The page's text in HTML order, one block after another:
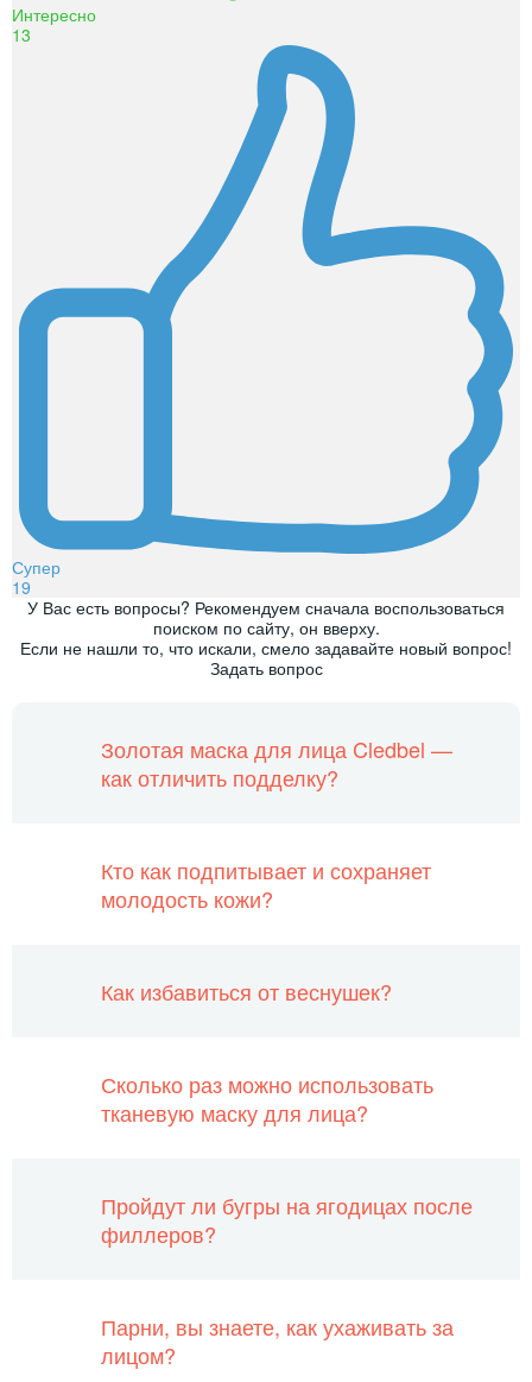
Интересно
13
Супер
19
У Вас есть вопросы? Рекомендуем сначала воспользоваться
поиском по сайту, он вверху.
Если не нашли то, что искали, смело задавайте новый вопрос!
Задать вопрос
Золотая маска для лица Cledbel —
как отличить подделку?
Кто как подпитывает и сохраняет
молодость кожи?
Как избавиться от веснушек?
Сколько раз можно использовать
тканевую маску для лица?
Пройдут ли бугры на ягодицах после
филлеров?
Парни, вы знаете, как ухаживать за
лицом?